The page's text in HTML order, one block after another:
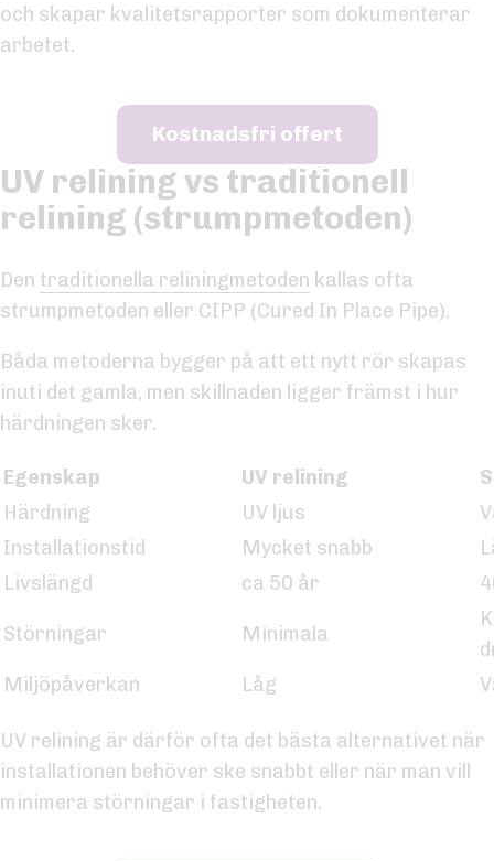
och skapar kvalitetsrapporter som dokumenterar
arbetet.
Kostnadsfri offert
UV relining vs traditionell
relining (strumpmetoden)
Den traditionella reliningmetoden kallas ofta
strumpmetoden eller CIPP (Cured In Place Pipe).
Båda metoderna bygger på att ett nytt rör skapas
inuti det gamla, men skillnaden ligger främst i hur
härdningen sker.
Egenskap UV relining
Härdning
UV ljus
Installationstid
Mycket snabb
Livslängd
ca 50 år
Störningar Minimala
Miljöpåverkan
Låg
UV relining är därför ofta det bästa alternativet när
installationen behöver ske snabbt eller när man vill
minimera störningar i fastigheten.